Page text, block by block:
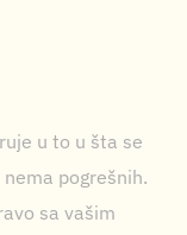
u to u šta se
pogrešnih.
sa vašim